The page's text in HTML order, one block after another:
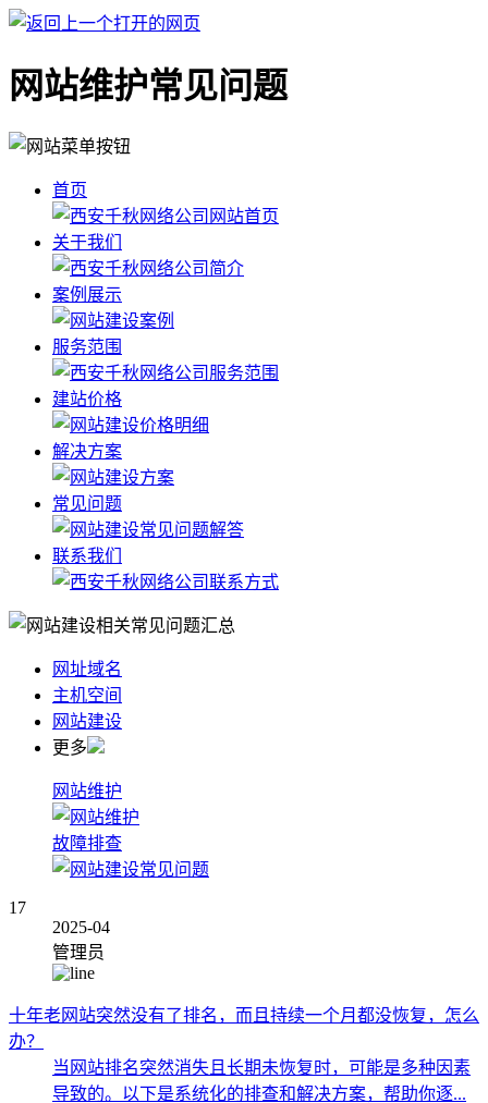
网站维护常见问题
首页
关于我们
案例展示
服务范围
建站价格
解决方案
常见问题
联系我们
网址域名
主机空间
网站建设
更多
网站维护
故障排查
17
2025-04
管理员
十年老网站突然没有了排名，而且持续一个月都没恢复，怎么
办？
当网站排名突然消失且长期未恢复时，可能是多种因素
导致的。以下是系统化的排查和解决方案，帮助你逐...